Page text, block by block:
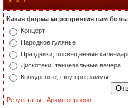
Какая форма мероприятия вам
Концерт
Народное гулянье
Праздники, посвященные
Дискотеки, танцевальные вечера
Конкурсные, шоу программы
Результаты |Архив опросов